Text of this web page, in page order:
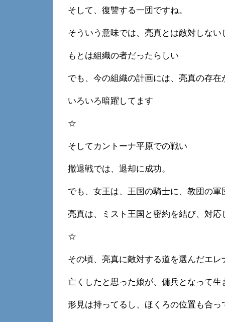
そして、復讐する一団ですね。
そういう意味では、亮真とは敵対しない
もとは組織の者だったらしい
でも、今の組織の計画には、亮真の存在
いろいろ暗躍してます
☆
そしてカントーナ平原での戦い
撤退戦では、退却に成功。
でも、女王は、王国の騎士に、教団の
亮真は、ミスト王国と密約を結び、対応
☆
その頃、亮真に敵対する道を選んだエレ
亡くしたと思った娘が、傭兵となって生
形見は持ってるし、ほくろの位置も合